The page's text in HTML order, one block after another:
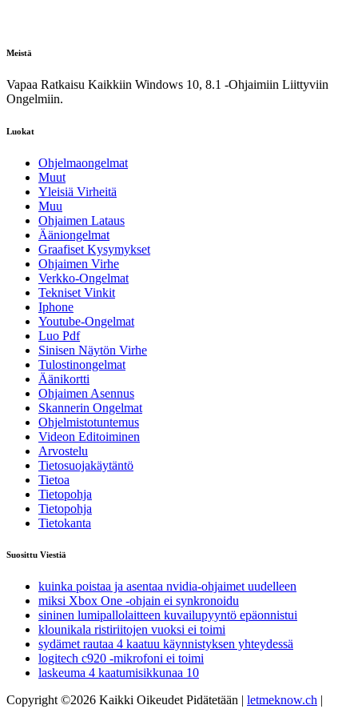
Meistä
Vapaa Ratkaisu Kaikkiin Windows 10, 8.1 -Ohjaimiin Liittyviin
Ongelmiin.
Luokat
Ohjelmaongelmat
Muut
Yleisiä Virheitä
Muu
Ohjaimen Lataus
Ääniongelmat
Graafiset Kysymykset
Ohjaimen Virhe
Verkko-Ongelmat
Tekniset Vinkit
Iphone
Youtube-Ongelmat
Luo Pdf
Sinisen Näytön Virhe
Tulostinongelmat
Äänikortti
Ohjaimen Asennus
Skannerin Ongelmat
Ohjelmistotuntemus
Videon Editoiminen
Arvostelu
Tietosuojakäytäntö
Tietoa
Tietopohja
Tietopohja
Tietokanta
Suosittu Viestiä
kuinka poistaa ja asentaa nvidia-ohjaimet uudelleen
miksi Xbox One -ohjain ei synkronoidu
sininen lumipallolaitteen kuvailupyyntö epäonnistui
klounikala ristiriitojen vuoksi ei toimi
sydämet rautaa 4 kaatuu käynnistyksen yhteydessä
logitech c920 -mikrofoni ei toimi
laskeuma 4 kaatumisikkunaa 10
Copyright ©2026 Kaikki Oikeudet Pidätetään | letmeknow.ch |